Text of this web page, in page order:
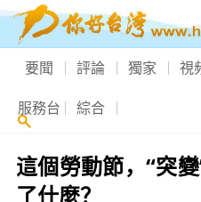
要聞 評論 獨家 視
服務台 綜合
這個勞動節，“突
了什麼？